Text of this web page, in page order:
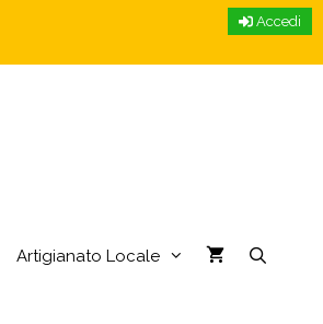
Accedi
Artigianato Locale